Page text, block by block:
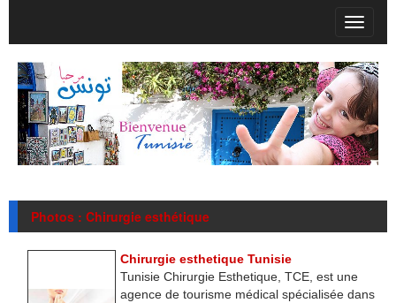
T
o
g
g
l
e
n
a
v
g
t
o
n
Photos : Chirurgie esthétique
Chirurgie esthetique Tunisie
Tunisie Chirurgie Esthetique, TCE, est une
agence de tourisme médical spécialisée dans